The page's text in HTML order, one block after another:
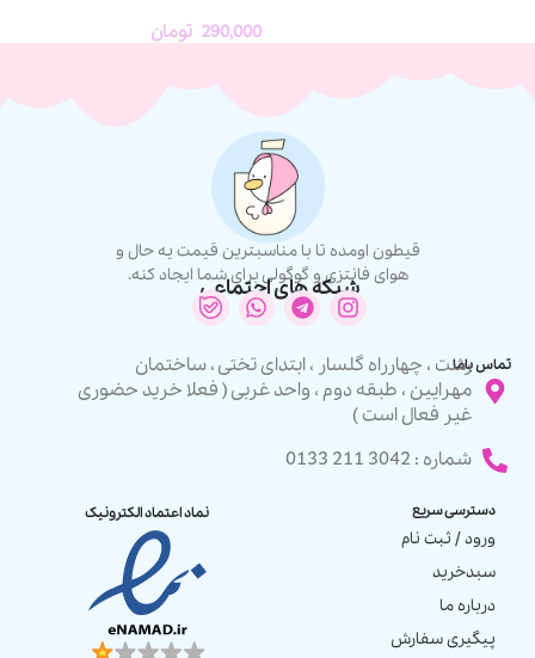
290,000 تومان
قیطون اومده تا با مناسبترین قیمت یه حال و
هوای فانتزی و گوگولی برای شما ایجاد کنه.
شبکه های اجتماعی
تماس بامارشت ، چهارراه گلسار ، ابتدای تختی ، ساختمان
مهرایین ، طبقه دوم ، واحد غربی ( فعلا خرید حضوری
غیر فعال است )
شماره : 3042 211 0133
دسترسی سریع
ورود / ثبت نام
سبدخرید
درباره ما
پیگیری سفارش
نماد اعتماد الکترونیک